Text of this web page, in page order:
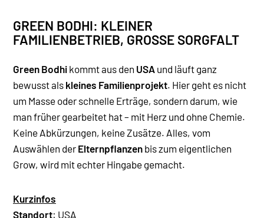
GREEN BODHI: KLEINER
FAMILIENBETRIEB, GROSSE SORGFALT
Green Bodhi kommt aus den USA und läuft ganz
bewusst als kleines Familienprojekt. Hier geht es nicht
um Masse oder schnelle Erträge, sondern darum, wie
man früher gearbeitet hat – mit Herz und ohne Chemie.
Keine Abkürzungen, keine Zusätze. Alles, vom
Auswählen der Elternpflanzen bis zum eigentlichen
Grow, wird mit echter Hingabe gemacht.
Kurzinfos
Standort: USA